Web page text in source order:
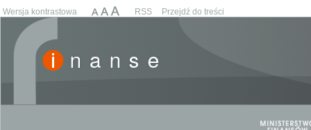
Wersja kontrastowa RSS Przejdź do treści